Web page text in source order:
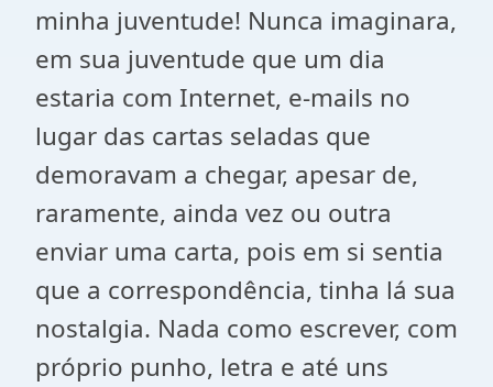
minha juventude! Nunca imaginara,
em sua juventude que um dia
estaria com Internet, e-mails no
lugar das cartas seladas que
demoravam a chegar, apesar de,
raramente, ainda vez ou outra
enviar uma carta, pois em si sentia
que a correspondência, tinha lá sua
nostalgia. Nada como escrever, com
próprio punho, letra e até uns